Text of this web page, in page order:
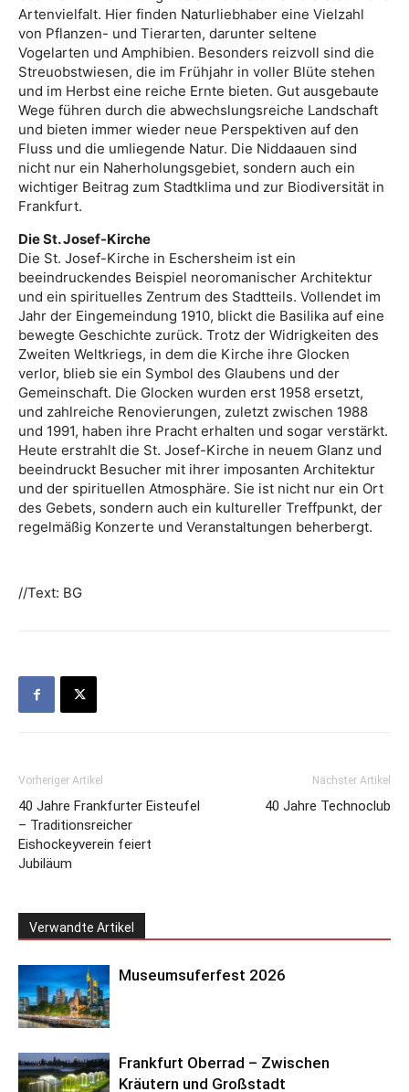
Artenvielfalt. Hier finden Naturliebhaber eine Vielzahl
von Pflanzen- und Tierarten, darunter seltene
Vogelarten und Amphibien. Besonders reizvoll sind die
Streuobstwiesen, die im Frühjahr in voller Blüte stehen
und im Herbst eine reiche Ernte bieten. Gut ausgebaute
Wege führen durch die abwechslungsreiche Landschaft
und bieten immer wieder neue Perspektiven auf den
Fluss und die umliegende Natur. Die Niddaauen sind
nicht nur ein Naherholungsgebiet, sondern auch ein
wichtiger Beitrag zum Stadtklima und zur Biodiversität in
Frankfurt.
Die St. Josef-Kirche
Die St. Josef-Kirche in Eschersheim ist ein
beeindruckendes Beispiel neoromanischer Architektur
und ein spirituelles Zentrum des Stadtteils. Vollendet im
Jahr der Eingemeindung 1910, blickt die Basilika auf eine
bewegte Geschichte zurück. Trotz der Widrigkeiten des
Zweiten Weltkriegs, in dem die Kirche ihre Glocken
verlor, blieb sie ein Symbol des Glaubens und der
Gemeinschaft. Die Glocken wurden erst 1958 ersetzt,
und zahlreiche Renovierungen, zuletzt zwischen 1988
und 1991, haben ihre Pracht erhalten und sogar verstärkt.
Heute erstrahlt die St. Josef-Kirche in neuem Glanz und
beeindruckt Besucher mit ihrer imposanten Architektur
und der spirituellen Atmosphäre. Sie ist nicht nur ein Ort
des Gebets, sondern auch ein kultureller Treffpunkt, der
regelmäßig Konzerte und Veranstaltungen beherbergt.
//Text: BG
Vorheriger Artikel
40 Jahre Frankfurter Eisteufel
– Traditionsreicher
Eishockeyverein feiert
Jubiläum
Nächster Artikel
40 Jahre Technoclub
Verwandte Artikel
Museumsuferfest 2026
Frankfurt Oberrad – Zwischen
Kräutern und Großstadt